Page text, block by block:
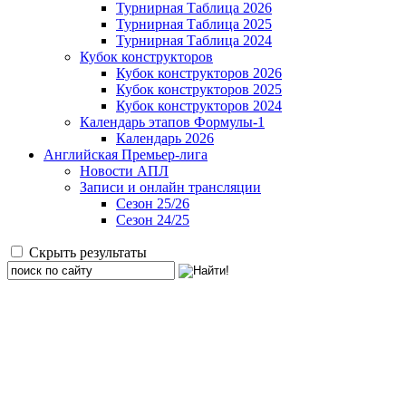
Турнирная Таблица 2026
Турнирная Таблица 2025
Турнирная Таблица 2024
Кубок конструкторов
Кубок конструкторов 2026
Кубок конструкторов 2025
Кубок конструкторов 2024
Календарь этапов Формулы-1
Календарь 2026
Английская Премьер-лига
Новости АПЛ
Записи и онлайн трансляции
Сезон 25/26
Сезон 24/25
Скрыть результаты